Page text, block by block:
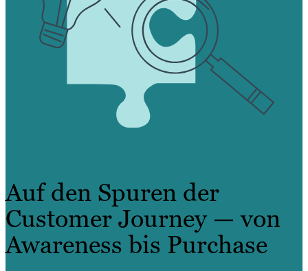
Auf den Spuren der
Customer Journey — von
Awareness bis Purchase